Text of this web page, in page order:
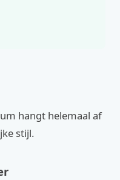
hangt helemaal af
stijl.